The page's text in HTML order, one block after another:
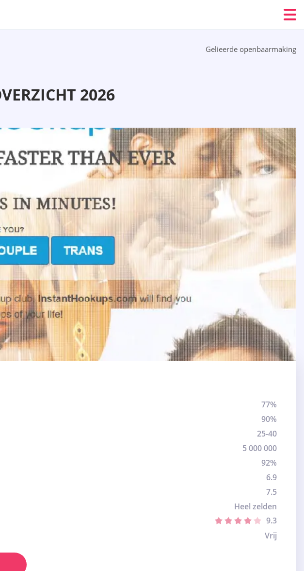
Gelieerde openbaarmaking
2026
77%
90%
25-40
5 000 000
92%
6.9
7.5
Heel zelden
9.3
Vrij